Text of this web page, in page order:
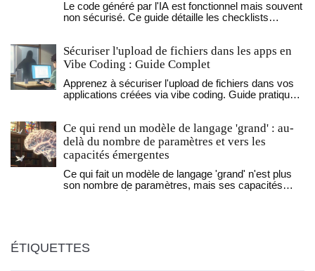
Le code généré par l'IA est fonctionnel mais souvent
non sécurisé. Ce guide détaille les checklists
comme les validations manquantes, les clés API
exposées et les erreurs de contrôle d'accès.
Sécuriser l'upload de fichiers dans les apps en
Vibe Coding : Guide Complet
Apprenez à sécuriser l'upload de fichiers dans vos
applications créées via vibe coding. Guide pratique
Ce qui rend un modèle de langage 'grand' : au-
delà du nombre de paramètres et vers les
capacités émergentes
Ce qui fait un modèle de langage 'grand' n'est plus
son nombre de paramètres, mais ses capacités
ÉTIQUETTES